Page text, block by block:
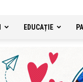
EDUCAȚIE